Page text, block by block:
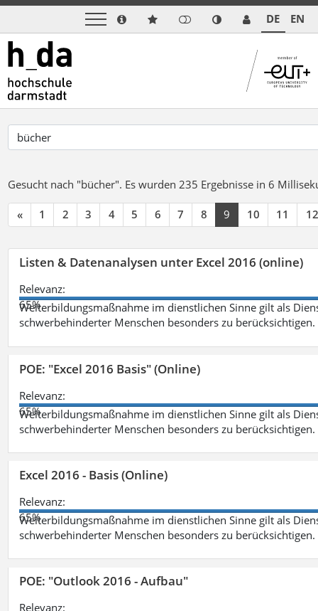
DE EN
Gesucht nach "bücher". Es wurden 235 Ergebnisse in 6
« 1 2 3 4 5 6 7 8 9 10 11 12
Listen & Datenanalysen unter Excel 2016 (online)
Relevanz:
65%
Weiterbildungsmaßnahme im dienstlichen Sinne gilt als
schwerbehinderter Menschen besonders zu berücksichtigen.
POE: "Excel 2016 Basis" (Online)
Relevanz:
65%
Weiterbildungsmaßnahme im dienstlichen Sinne gilt als
schwerbehinderter Menschen besonders zu berücksichtigen.
Excel 2016 - Basis (Online)
Relevanz:
65%
Weiterbildungsmaßnahme im dienstlichen Sinne gilt als
schwerbehinderter Menschen besonders zu berücksichtigen.
POE: "Outlook 2016 - Aufbau"
Relevanz: